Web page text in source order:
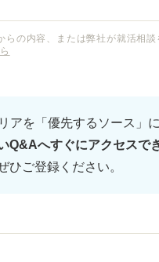
パレル業界でコミュニケ
の内容、または弊社が就活相
アを「優先するソース」に
Q&Aへすぐにアクセスで
ひご登録ください。